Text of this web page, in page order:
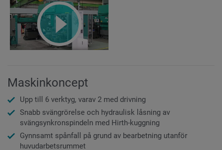
Maskinkoncept
Upp till 6 verktyg, varav 2 med drivning
Snabb svängrörelse och hydraulisk låsning av
svängsynkronspindeln med Hirth-kuggning
Gynnsamt spånfall på grund av bearbetning utanför
huvudarbetsrummet